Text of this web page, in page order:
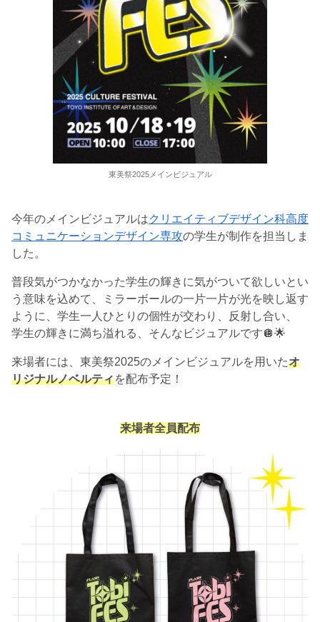
東美祭2025メインビジュアル
今年のメインビジュアルはクリエイティブデザイン科高度
コミュニケーションデザイン専攻の学生が制作を担当しま
した。
普段気がつかなかった学生の輝きに気がついて欲しいとい
う意味を込めて、ミラーボールの一片一片が光を映し返す
ように、学生一人ひとりの個性が交わり、反射し合い、
学生の輝きに満ち溢れる、そんなビジュアルです🪩🌟
来場者には、東美祭2025のメインビジュアルを用いたオ
リジナルノベルティを配布予定！
来場者全員配布